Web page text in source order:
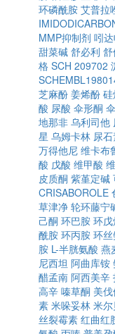
环磷酰胺 艾普拉
MMP抑制剂 吲
甜菜碱 舒必利
格 SCH 209702
芝麻酚 姜烯酚
酸 尿酸 伞形酮
地那非 乌利司他
星 乌姆卡林 尿
万得他尼 维卡布
酸 戊酸 维甲酸
皮质酮 紫堇定碱
CRISABOROLE
草津净 轮环藤宁
己酮 环巴胺 环
酰胺 环丙胺 环
胺 L-半胱氨酸 燕
尼西坦 阿曲库铵
醋孟南 阿西美辛
高辛 嗪草酮 美
素 米哚妥林 米
丝裂霉素 红曲红